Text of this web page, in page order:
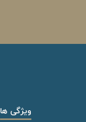
ویژگی ها